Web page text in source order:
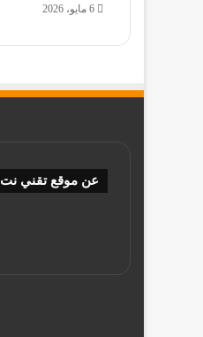
6 مايو، 2026
عن موقع تقني نت